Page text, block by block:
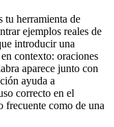
tu herramienta de
ejemplos reales de
introducir una
contexto: oraciones
aparece junto con
ayuda a
correcto en el
frecuente como de una